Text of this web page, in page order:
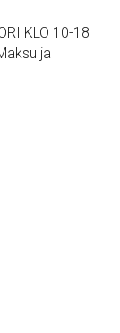
KLO 10-18
ja